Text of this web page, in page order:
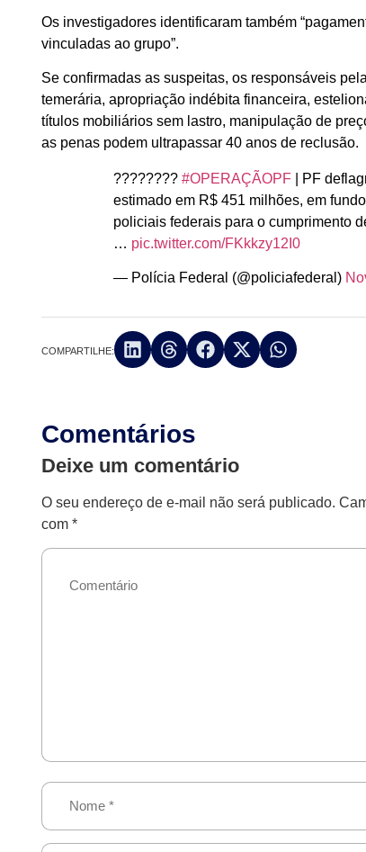
Os investigadores identificaram também
vinculadas ao grupo”.
Se confirmadas as suspeitas, os responsáveis
temerária, apropriação indébita financeira,
títulos mobiliários sem lastro, manipulação de
as penas podem ultrapassar 40 anos de reclusão.
????????#OPERAÇÃOPF | PF
estimado em R$ 451 milhões, em
policiais federais para o cumprimento
… pic.twitter.com/FKkkzy12I0
— Polícia Federal (@policiafederal)
COMPARTILHE:
Comentários
Deixe um comentário
O seu endereço de e-mail não será publicado.
com*